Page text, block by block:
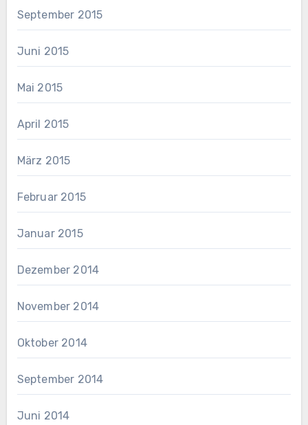
September 2015
Juni 2015
Mai 2015
April 2015
März 2015
Februar 2015
Januar 2015
Dezember 2014
November 2014
Oktober 2014
September 2014
Juni 2014